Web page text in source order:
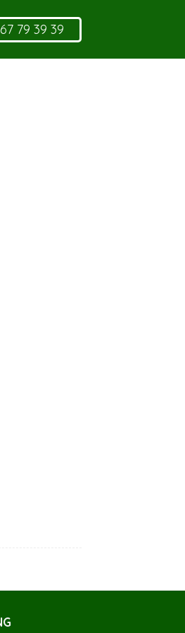
79 39 39